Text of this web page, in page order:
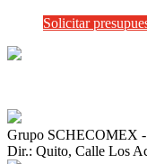
Solicitar
Grupo SCHECOMEX
Dir.: Quito, Calle Los